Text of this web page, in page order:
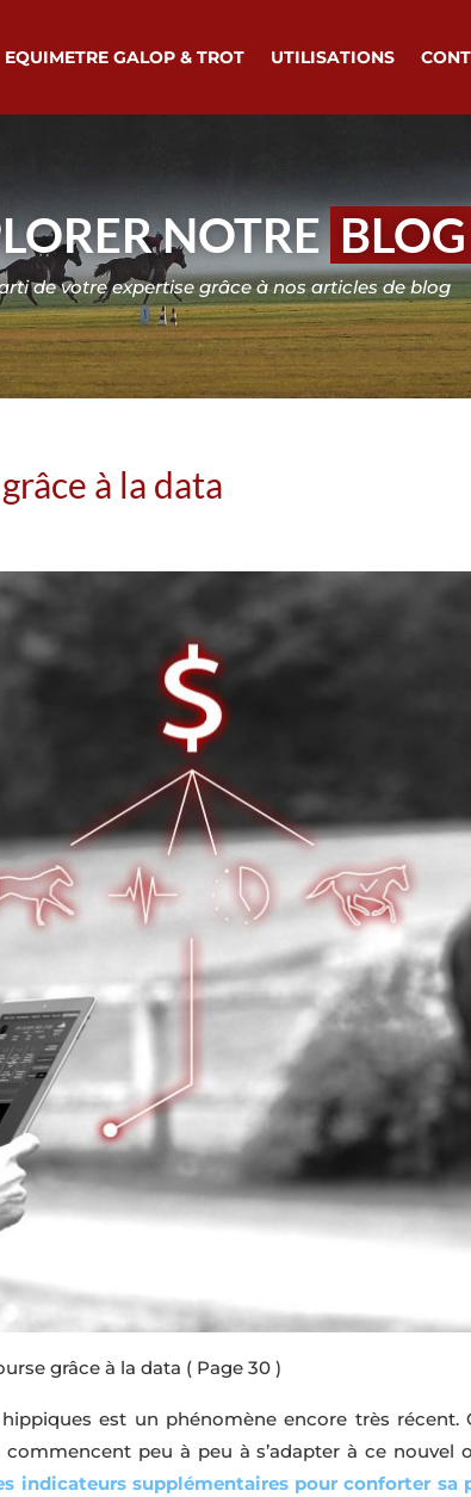
EQUIMETRE GALOP & TROT UTILISATIONS
NOTRE BLOG
de votre expertise grâce à nos articles de blog
à la data
grâce à la data ( Page 30 )
est un phénomène encore très
peu à peu à s’adapter à ce nouvel
indicateurs supplémentaires pour conforter sa